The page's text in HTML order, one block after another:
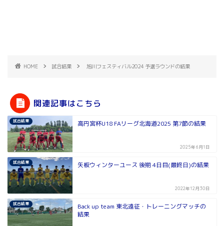
HOME 試合結果 旭川フェスティバル2024 予選ラウンドの結果
関連記事はこちら
試合結果 高円宮杯U18 FAリーグ北海道2025 第7節の結果
2025年6月1日
試合結果 矢板ウィンターユース 後期 4日目(最終日)の結果
2022年12月30日
試合結果
Back up team 東北遠征・トレーニングマッチの
結果